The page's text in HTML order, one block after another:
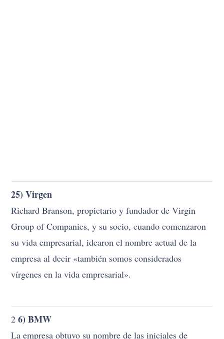
empresa al decir «también somos considerados
vírgenes en la vida empresarial».
6) BMW
La empresa obtuvo su nombre de las iniciales de
Bayerische Motoren Werke AG (en turco: Bavarian